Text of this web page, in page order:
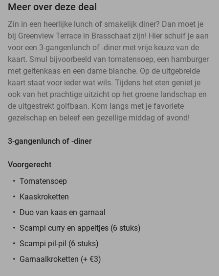
Meer over deze deal
Zin in een heerlijke lunch of smakelijk diner? Dan moet je
bij Greenview Terrace in Brasschaat zijn! Hier schuif je aan
voor een 3-gangenlunch of -diner met vrije keuze van de
kaart. Smul bijvoorbeeld van tomatensoep, een hamburger
met geitenkaas en een dame blanche. Op de uitgebreide
kaart staat voor ieder wat wils. Tijdens het eten geniet je
ook van het prachtige uitzicht op het groene landschap en
de uitgestrekt golfbaan. Kom langs met je favoriete
gezelschap en beleef een gezellige middag of avond!
3-gangenlunch of -diner
Voorgerecht
Tomatensoep
Kaaskroketten
Duo van kaas en garnaal
Scampi curry en appeltjes (6 stuks)
Scampi pil-pil (6 stuks)
Garnaalkroketten (+ €3)